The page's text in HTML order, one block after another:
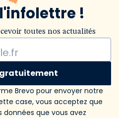
!
toutes nos actualités
gratuitement
Brevo pour envoyer notre
case, vous acceptez que
que vous avez